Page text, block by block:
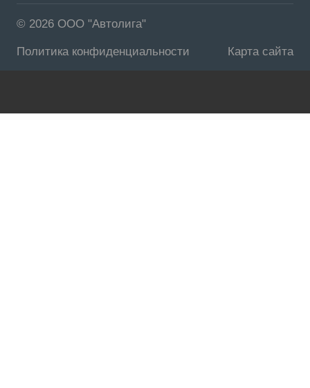
© 2026 ООО "Автолига"
Политика конфиденциальности
Карта сайта